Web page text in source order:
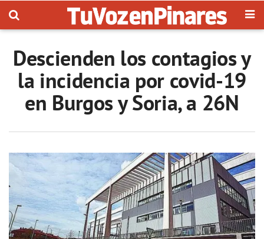
Descienden los contagios y
la incidencia por covid-19
en Burgos y Soria, a 26N